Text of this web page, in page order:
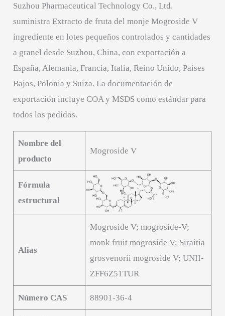
Suzhou Pharmaceutical Technology Co., Ltd.
suministra Extracto de fruta del monje Mogroside V
ingrediente en lotes pequeños controlados y cantidades
a granel desde Suzhou, China, con exportación a
España, Alemania, Francia, Italia, Reino Unido, Países
Bajos, Polonia y Suiza. La documentación de
exportación incluye COA y MSDS como estándar para
todos los pedidos.
Nombre del
producto
Mogroside V
Fórmula
estructural
Alias
Mogroside V; mogroside-V;
monk fruit mogroside V; Siraitia
grosvenorii mogroside V; UNII-
ZFF6Z51TUR
Número CAS 88901-36-4